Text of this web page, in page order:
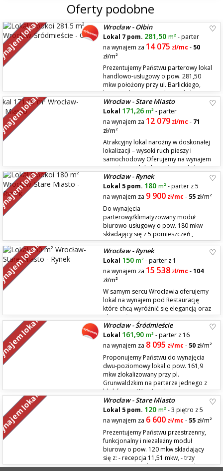
Oferty podobne
lokali Wrocław - Ołbin
Lokal 7 pom. 281,50m² - parter
na wynajem za 14 075 zł/mc - 50
zł/m²
Prezentujemy Państwu parterowy lokal
handlowo-usługowy o pow. 281,50
mkw położony przy ul. Barlickiego,
boczna ul. Nowowiejskiej. Lokal jest
dwustronny z dużą salą sprzedaży, od zaplecza dostępna jest również
rampa rozładunkowa. Przez ostatnie lata lokal wykorzystywany był przez
sieciowy sklep ogó...
lokali Wrocław - Stare Miasto
Lokal 171,26m² - parter
na wynajem za 12 079 zł/mc - 71
zł/m²
Atrakcyjny lokal narożny w doskonałej
lokalizacji – wysoki ruch pieszy i
samochodowy Oferujemy na wynajem
przestronny lokal narożny, położony
przy ulicy o dużym natężeniu ruchu pieszego i kołowego. Lokal wyróżnia
się dużymi, doskonale wyeksponowanymi witrynami, zapewniającymi
świetną widoczność i p...
lokali Wrocław - Rynek
Lokal 5 pom. 180m² - parter z 5
na wynajem za 9 900 zł/mc - 55 zł/m²
Do wynajęcia
parterowy/klimatyzowany moduł
biurowo-usługowy o pow. 180 mkw
składający się z 5 pomieszczeń ,
dwóch toalet i pomieszczenia
socjalnego. Piękne wysokie sufity 5,10 m / 4,20 m Lokalizacja to ścisłe
centrum Wrocławia, okolice Rynku, parter prestiżowej kamienicy z
początku XIX w. W odleg...
lokali Wrocław - Rynek
Lokal 150m² - parter z 1
na wynajem za 15 538 zł/mc -104
zł/m²
W samym sercu Wrocławia oferujemy
lokal na wynajem pod Restaurację
które chcą wyróżnić się elegancją oraz
obecnością w reprezentacyjnym
miejscu. 1. Przedmiot sprzedaży Przedmiotem sprzedaży jest w pełni
wyposażony obiekt restauracyjny, przygotowany do natychmiastowego
uruchomienia działalności...
lokali Wrocław - Śródmieście
Lokal 161,90m² - parter z 16
na wynajem za 8 095 zł/mc - 50 zł/m²
Proponujemy Państwu do wynajęcia
dwu-poziomowy lokal o pow. 161,9
mkw zlokalizowany przy pl.
Grunwaldzkim na parterze jednego z
bloków na ,,Wrocławskim
Manhatannie" Rozkład: parter w kształcie podkowy to przestrzeń
otwarta + 2 pomieszczenia, na 2 antresolach znajdują się 2
pomieszczenia i toalety. ...
lokali Wrocław - Stare Miasto
Lokal 5 pom. 120m² - 3 piętro z 5
na wynajem za 6 600 zł/mc - 55 zł/m²
Prezentujemy Państwu przestrzenny,
funkcjonalny i niezależny moduł
biurowy o pow. 120 mkw składający
się z: - recepcja 11,51 mkw, - trzy
pomieszczenia biurowe 15,40 mkw +